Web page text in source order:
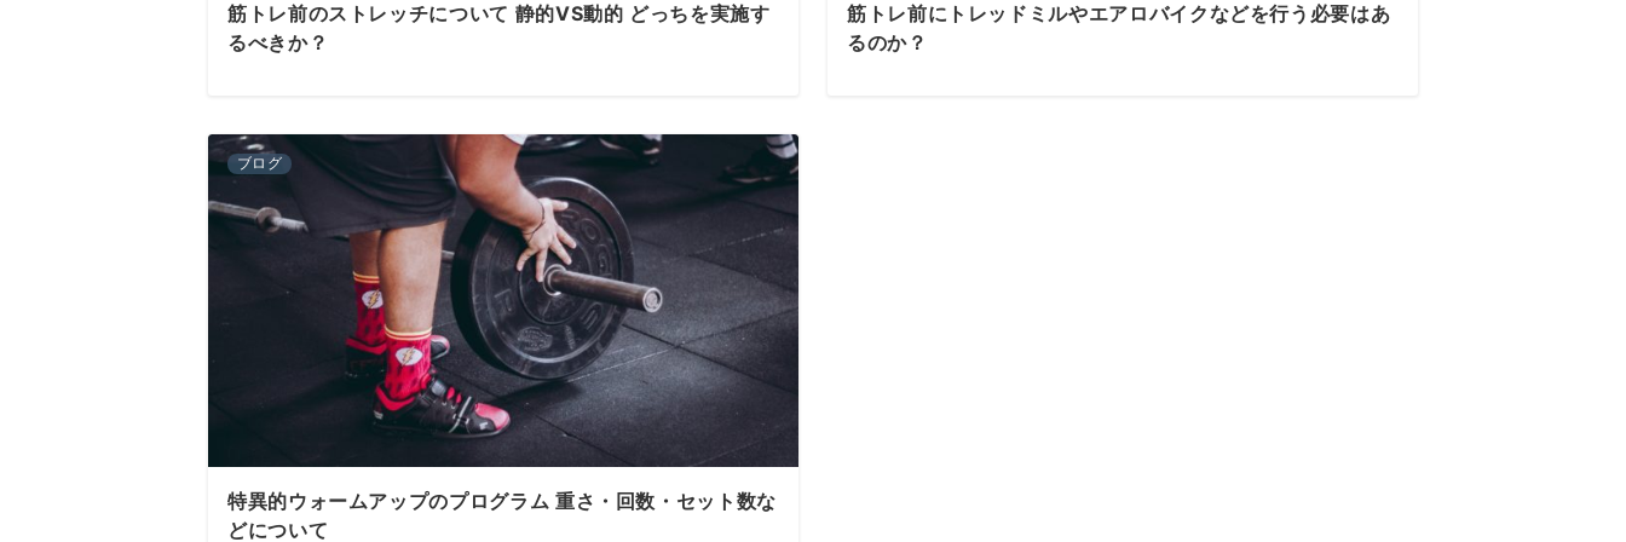
筋トレ前のストレッチについて 静的VS動的 どっちを実施す
るべきか？
筋トレ前にトレッドミルやエアロバイクなどを行う必要はあ
るのか？
ブログ
特異的ウォームアップのプログラム 重さ・回数・セット数な
どについて